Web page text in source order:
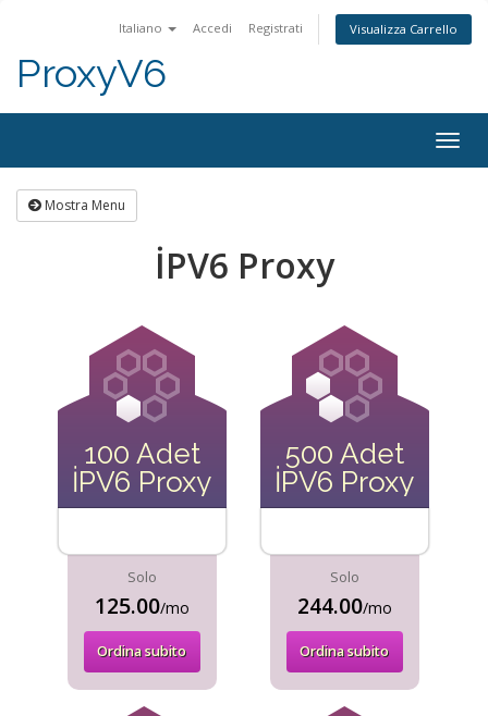
Italiano Accedi Registrati Visualizza Carrello
ProxyV6
Mostra Menu
İPV6 Proxy
100 Adet
İPV6 Proxy
Solo
125.00/mo
Ordina subito
500 Adet
İPV6 Proxy
Solo
244.00/mo
Ordina subito